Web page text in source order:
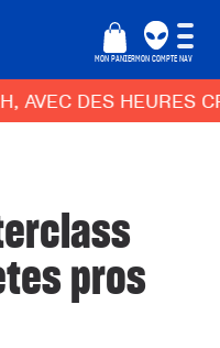
MON PANIERMON COMPTE NAV
HEURES
pros